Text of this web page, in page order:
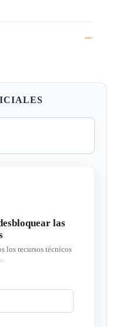
las
los recursos técnicos